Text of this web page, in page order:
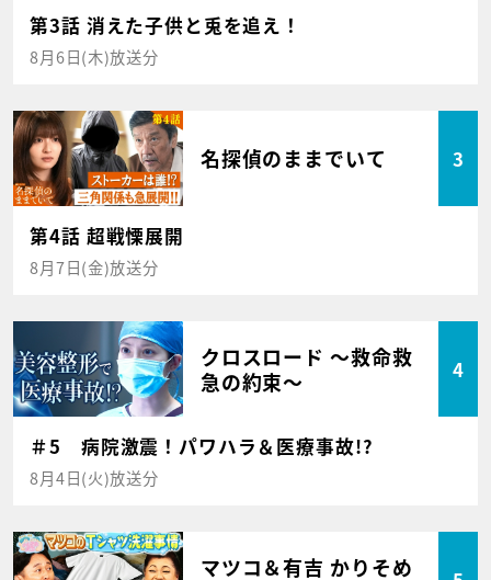
第3話 消えた子供と兎を追え！
8月6日(木)放送分
名探偵のままでいて 3
第4話 超戦慄展開
8月7日(金)放送分
クロスロード ～救命救
急の約束～
4
＃5 病院激震！パワハラ＆医療事故!?
8月4日(火)放送分
マツコ＆有吉 かりそめ